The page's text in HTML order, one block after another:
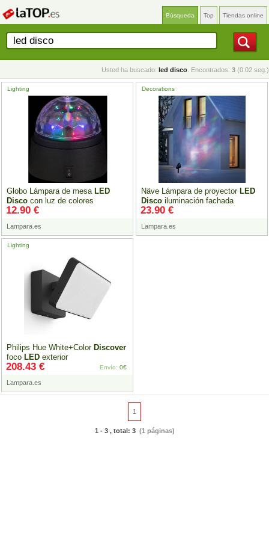
Búsqueda Top Tiendas online
Usted ha buscado: led disco . Encontrados: 3 (0.02 seg.)
Globo Lámpara de mesa LED
Disco con luz de colores
Lighting
Lampara.es
12.90 €
Näve Lámpara de proyector LED
Disco iluminación fachada
Decorations
Lampara.es
23.90 €
Philips Hue White+Color Discover
foco LED exterior
Lighting
Lampara.es
208.43 € Envío: 0€
1
1 - 3 , total: 3(1 páginas)